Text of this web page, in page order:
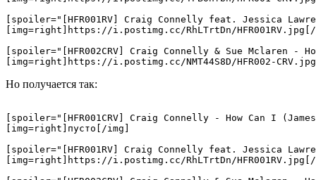
[spoiler="[HFR001RV] Craig Connelly feat. Jessica
[img=right]https://i.postimg.cc/RhLTrtDn/
[spoiler="[HFR002CRV] Craig Connelly & Sue Mclaren -
Но получается так:
[spoiler="[HFR001CRV] Craig Connelly - How Can I
[img=right]пусто[/img]
[spoiler="[HFR001RV] Craig Connelly feat. Jessica
[img=right]https://i.postimg.cc/RhLTrtDn/